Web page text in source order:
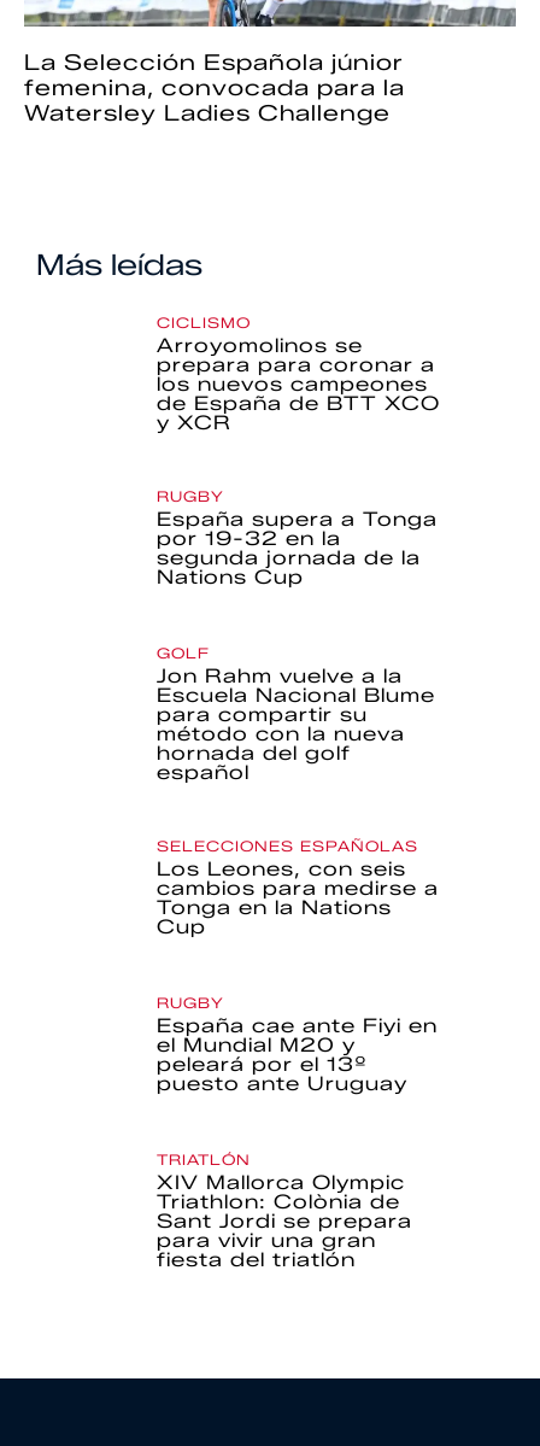
La Selección Española júnior
femenina, convocada para la
Watersley Ladies Challenge
Más leídas
CICLISMO
Arroyomolinos se
prepara para coronar a
los nuevos campeones
de España de BTT XCO
y XCR
RUGBY
España supera a Tonga
por 19-32 en la
segunda jornada de la
Nations Cup
GOLF
Jon Rahm vuelve a la
Escuela Nacional Blume
para compartir su
método con la nueva
hornada del golf
español
SELECCIONES ESPAÑOLAS
Los Leones, con seis
cambios para medirse a
Tonga en la Nations
Cup
RUGBY
España cae ante Fiyi en
el Mundial M20 y
peleará por el 13º
puesto ante Uruguay
TRIATLÓN
XIV Mallorca Olympic
Triathlon: Colònia de
Sant Jordi se prepara
para vivir una gran
fiesta del triatlón